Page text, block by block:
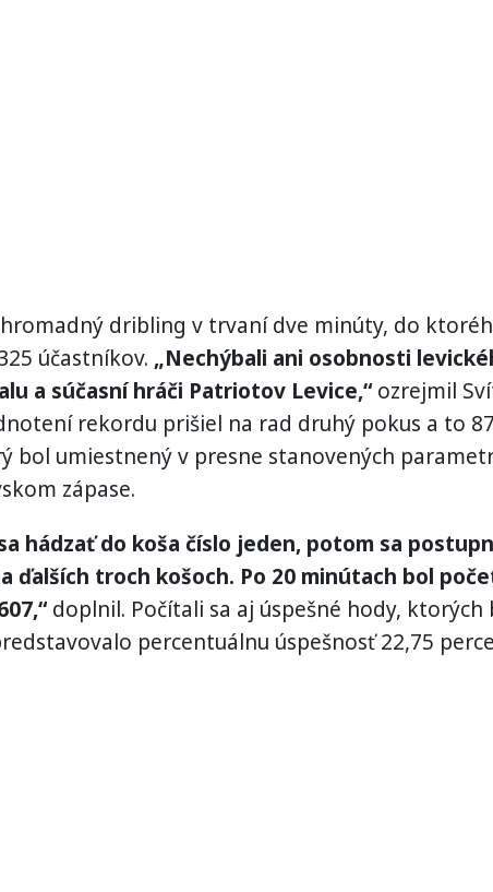
dribling v trvaní dve minúty, do
účastníkov. „Nechýbali ani osobnosti
a súčasní hráči Patriotov Levice,“ozrejmil
rekordu prišiel na rad druhý pokus a to
bol umiestnený v presne stanovených
zápase.
hádzať do koša číslo jeden, potom sa
ďalších troch košoch. Po 20 minútach bol
doplnil. Počítali sa aj úspešné hody, ktorých
percentuálnu úspešnosť 22,75